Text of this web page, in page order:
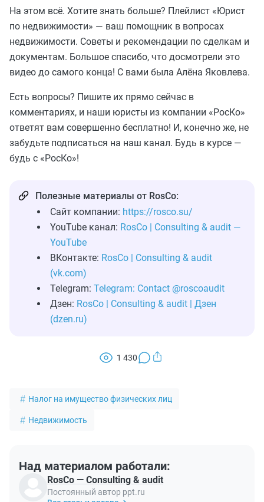
На этом всё. Хотите знать больше? Плейлист «Юрист
по недвижимости» — ваш помощник в вопросах
недвижимости. Советы и рекомендации по сделкам и
документам. Большое спасибо, что досмотрели это
видео до самого конца! С вами была Алёна Яковлева.
Есть вопросы? Пишите их прямо сейчас в
комментариях, и наши юристы из компании «РосКо»
ответят вам совершенно бесплатно! И, конечно же, не
забудьте подписаться на наш канал. Будь в курсе —
будь с «РосКо»!
Полезные материалы от RosCo:
Сайт компании: https://rosco.su/
YouTube канал: RosCo | Consulting & audit —
YouTube
ВКонтакте: RosCo | Consulting & audit
(vk.com)
Telegram: Telegram: Contact @roscoaudit
Дзен: RosCo | Consulting & audit | Дзен
(dzen.ru)
1 430
Налог на имущество физических лиц
Недвижимость
Над материалом работали:
RosCo — Consulting & audit
Постоянный автор ppt.ru